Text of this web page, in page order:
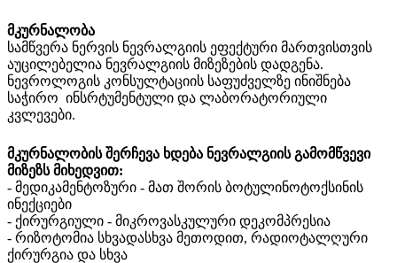
მკურნალობა
სამწვერა ნერვის ნევრალგიის ეფექტური მართვისთვის
აუცილებელია ნევრალგიის მიზეზების დადგენა.
ნევროლოგის კონსულტაციის საფუძველზე ინიშნება
საჭირო ინსრტუმენტული და ლაბორატორიული
კვლევები.
მკურნალობის შერჩევა ხდება ნევრალგიის გამომწვევი
მიზეზს მიხედვით:
- მედიკამენტოზური - მათ შორის ბოტულინოტოქსინის
ინექციები
- ქირურგიული - მიკროვასკულური დეკომპრესია
- რიზოტომია სხვადასხვა მეთოდით, რადიოტალღური
ქირურგია და სხვა